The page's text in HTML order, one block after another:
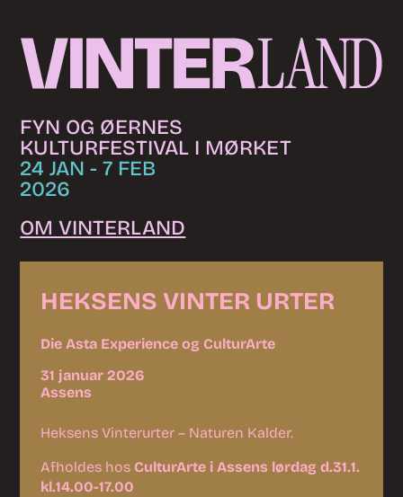
FYN OG ØERNES
KULTURFESTIVAL I MØRKET
24 JAN - 7 FEB
2026
OM VINTERLAND
HEKSENS VINTER URTER
Die Asta Experience og CulturArte
31 januar 2026
Assens
Heksens Vinterurter – Naturen Kalder.
Afholdes hos CulturArte i Assens lørdag d.31.1.
kl.14.00-17.00